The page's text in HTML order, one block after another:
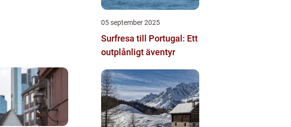
05 september 2025
Surfresa till Portugal: Ett
outplånligt äventyr